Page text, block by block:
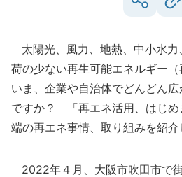
太陽光、風力、地熱、中小水力
荷の少ない再生可能エネルギー
いま、企業や自治体でどんどん
ですか？ 「再エネ活用、はじめ
端の再エネ事情、取り組みを紹介
2022年４月、大阪市吹田市で